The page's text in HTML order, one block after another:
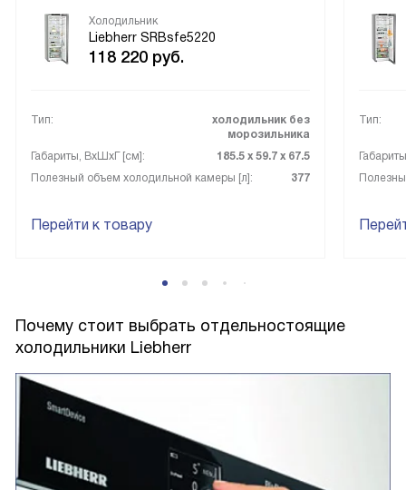
Холодильник
Liebherr SRBsfe5220
118 220 руб.
Тип:
холодильник без
морозильника
Габариты, ВxШxГ [см]:
185.5 х 59.7 х 67.5
Полезный объем холодильной камеры [л]:
377
Перейти к товару
Тип:
Почему стоит выбрать отдельностоящие
холодильники Liebherr